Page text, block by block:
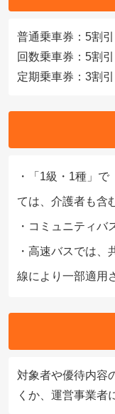
普通乗車券：5割引
回数乗車券：5割引
定期乗車券：3割引
・「1級・1種」
ては、介護者も含
・コミュニティバ
・高速バスでは、
線により一部適用
対象者や優待内容
くか、運営事業者